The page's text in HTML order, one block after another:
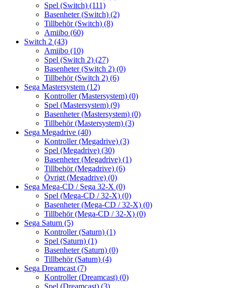
Spel (Switch) (111)
Basenheter (Switch) (2)
Tillbehör (Switch) (8)
Amiibo (60)
Switch 2 (43)
Amiibo (10)
Spel (Switch 2) (27)
Basenheter (Switch 2) (0)
Tillbehör (Switch 2) (6)
Sega Mastersystem (12)
Kontroller (Mastersystem) (0)
Spel (Mastersystem) (9)
Basenheter (Mastersystem) (0)
Tillbehör (Mastersystem) (3)
Sega Megadrive (40)
Kontroller (Megadrive) (3)
Spel (Megadrive) (30)
Basenheter (Megadrive) (1)
Tillbehör (Megadrive) (6)
Övrigt (Megadrive) (0)
Sega Mega-CD / Sega 32-X (0)
Spel (Mega-CD / 32-X) (0)
Basenheter (Mega-CD / 32-X) (0)
Tillbehör (Mega-CD / 32-X) (0)
Sega Saturn (5)
Kontroller (Saturn) (1)
Spel (Saturn) (1)
Basenheter (Saturn) (0)
Tillbehör (Saturn) (4)
Sega Dreamcast (7)
Kontroller (Dreamcast) (0)